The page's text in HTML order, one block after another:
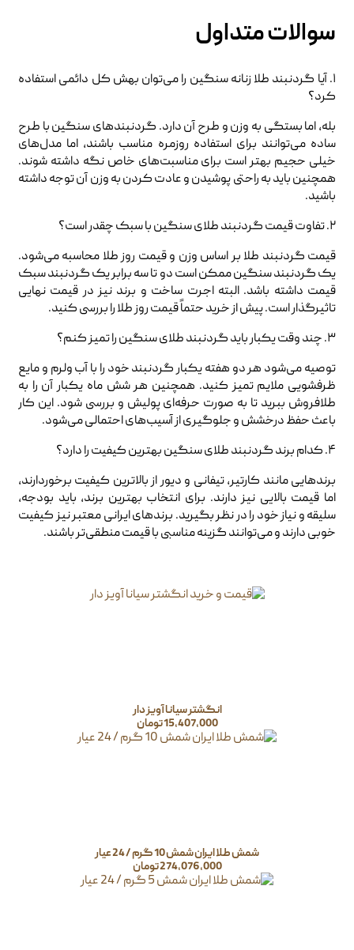
سوالات متداول
۱. آیا گردنبند طلا زنانه سنگین را می‌توان بهش کل دائمی استفاده
کرد؟
بله، اما بستگی به وزن و طرح آن دارد. گردنبندهای سنگین با طرح
ساده می‌توانند برای استفاده روزمره مناسب باشند، اما مدل‌های
خیلی حجیم بهتر است برای مناسبت‌های خاص نگه داشته شوند.
همچنین باید به راحتی پوشیدن و عادت کردن به وزن آن توجه داشته
باشید.
۲. تفاوت قیمت گردنبند طلای سنگین با سبک چقدر است؟
قیمت گردنبند طلا بر اساس وزن و قیمت روز طلا محاسبه می‌شود.
یک گردنبند سنگین ممکن است دو تا سه برابر یک گردنبند سبک
قیمت داشته باشد. البته اجرت ساخت و برند نیز در قیمت نهایی
تاثیرگذار است. پیش از خرید حتماً قیمت روز طلا را بررسی کنید.
۳. چند وقت یکبار باید گردنبند طلای سنگین را تمیز کنم؟
توصیه می‌شود هر دو هفته یکبار گردنبند خود را با آب ولرم و مایع
ظرفشویی ملایم تمیز کنید. همچنین هر شش ماه یکبار آن را به
طلافروش ببرید تا به صورت حرفه‌ای پولیش و بررسی شود. این کار
باعث حفظ درخشش و جلوگیری از آسیب‌های احتمالی می‌شود.
۴. کدام برند گردنبند طلای سنگین بهترین کیفیت را دارد؟
برندهایی مانند کارتیر، تیفانی و دیور از بالاترین کیفیت برخوردارند،
اما قیمت بالایی نیز دارند. برای انتخاب بهترین برند، باید بودجه،
سلیقه و نیاز خود را در نظر بگیرید. برندهای ایرانی معتبر نیز کیفیت
خوبی دارند و می‌توانند گزینه مناسبی با قیمت منطقی‌تر باشند.
انگشتر سیانا آویز دار
15,407,000تومان
شمش طلا ایران شمش 10 گرم / 24 عیار
274,076,000تومان